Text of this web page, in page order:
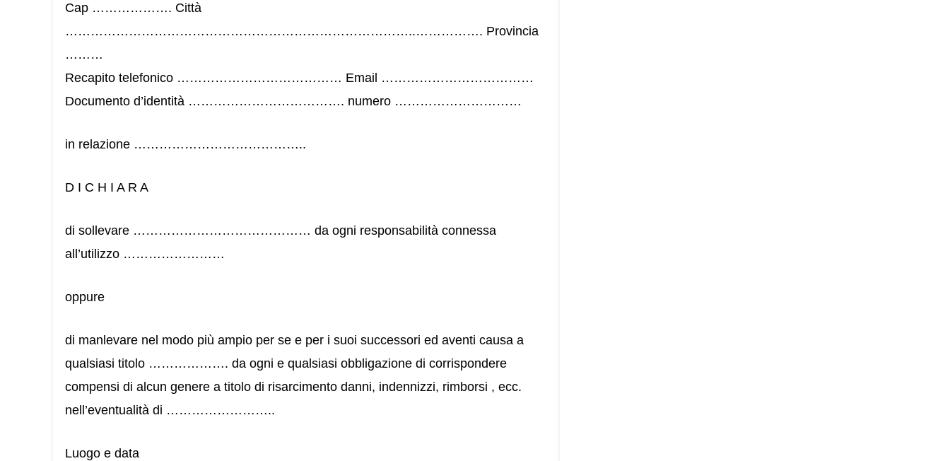
Cap ………………. Città
………………………………………………………………………..……………. Provincia
………
Recapito telefonico ………………………………… Email ………………………………
Documento d’identità ………………………………. numero …………………………
in relazione …………………………………..
D I C H I A R A
di sollevare …………………………………… da ogni responsabilità connessa
all’utilizzo ……………………
oppure
di manlevare nel modo più ampio per se e per i suoi successori ed aventi causa a
qualsiasi titolo ………………. da ogni e qualsiasi obbligazione di corrispondere
compensi di alcun genere a titolo di risarcimento danni, indennizzi, rimborsi , ecc.
nell’eventualità di ……………………..
Luogo e data